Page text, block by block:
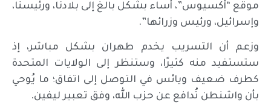
موقع “أكسيوس”، أساء بشكل بالغ إلى بلادنا، ورئيسنا،
وإسرائيل، ورئيس وزرائها”.
وزعم أن التسريب يخدم طهران بشكل مباشر، إذ
ستستفيد منه كثيرًا، وستنظر إلى الولايات المتحدة
كطرف ضعيف ويائس في التوصل إلى اتفاق؛ ما يُوحي
بأن واشنطن تُدافع عن حزب الله، وفق تعبير ليفين.